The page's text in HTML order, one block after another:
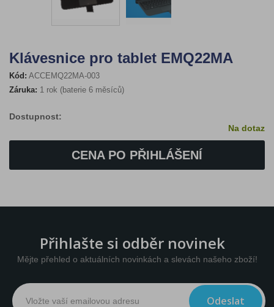
Klávesnice pro tablet EMQ22MA
Kód: ACCEMQ22MA-003
Záruka: 1 rok (baterie 6 měsíců)
Dostupnost:
Na dotaz
CENA PO PŘIHLÁŠENÍ
Přihlašte si odběr novinek
Mějte přehled o aktuálních novinkách a slevách našeho zboží!
Odeslat